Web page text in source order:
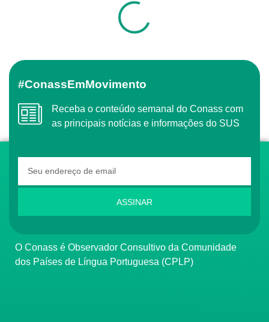
#ConassEmMovimento
Receba o conteúdo semanal do Conass com
as principais notícias e informações do SUS
ASSINAR
O Conass é Observador Consultivo da Comunidade
dos Países de Língua Portuguesa (CPLP)